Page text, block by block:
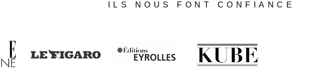
ILS NOUS FONT CONFIANCE